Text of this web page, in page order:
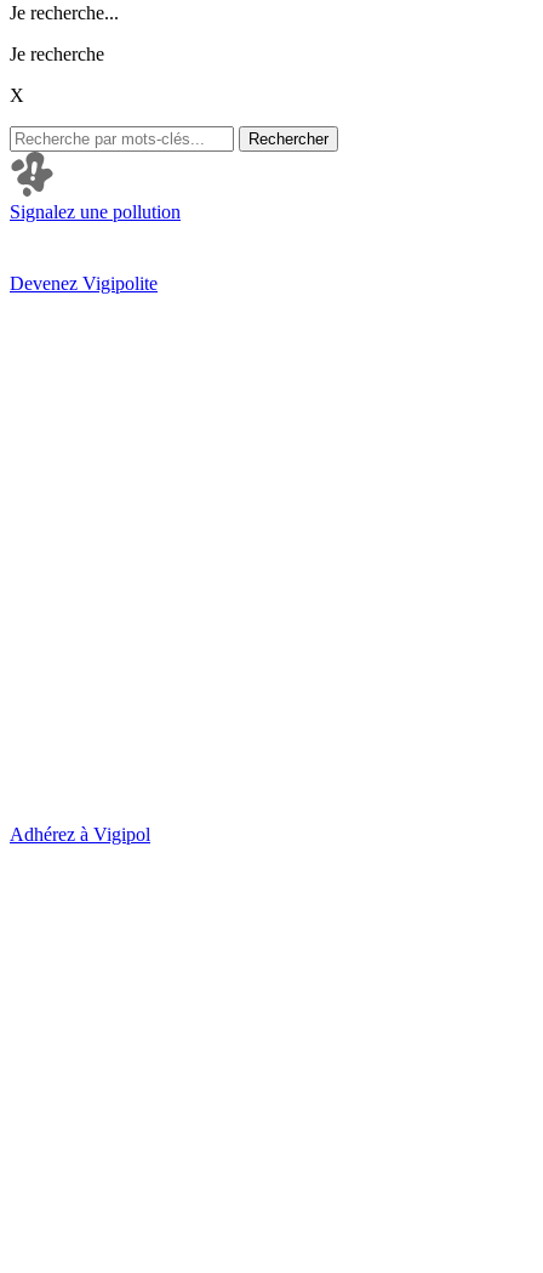
Je recherche...
Je recherche
X
Rechercher
Signalez une pollution
Devenez Vigipolite
Adhérez à Vigipol